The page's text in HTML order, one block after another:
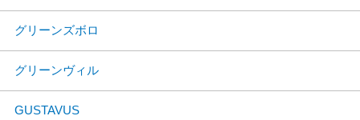
グリーンズボロ
グリーンヴィル
GUSTAVUS